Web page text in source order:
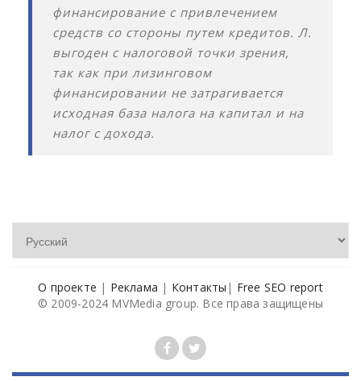
финансирование с привлечением
средств со стороны путем кредитов. Л.
выгоден с налоговой точки зрения,
так как при лизинговом
финансировании не затрагивается
исходная база налога на капитал и на
налог с дохода.
О проекте | Реклама | Контакты | Free SEO report
© 2009-2024 MVMedia group. Все права защищены